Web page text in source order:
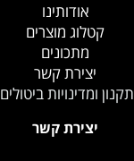
אודותינו
קטלוג מוצרים
מתכונים
יצירת קשר
תקנון ומדינויות ביטולים
יצירת קשר